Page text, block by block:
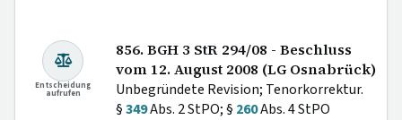
Entscheidung
aufrufen
856. BGH 3 StR 294/08 - Beschluss
vom 12. August 2008 (LG Osnabrück)
Unbegründete Revision; Tenorkorrektur.
§349Abs. 2 StPO; § 260Abs. 4 StPO